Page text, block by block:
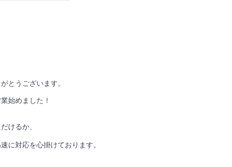
とうございます。
始めました！
けるか、
に対応を心掛けております。